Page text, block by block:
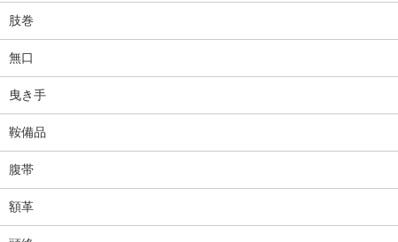
肢巻
無口
曳き手
鞍備品
腹帯
額革